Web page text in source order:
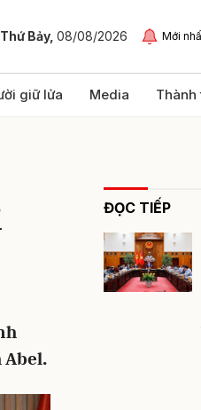
Thứ Bảy, 08/08/2026 Mới
giữ lửa Media Thành
Abel.
ĐỌC TIẾP
Gửi